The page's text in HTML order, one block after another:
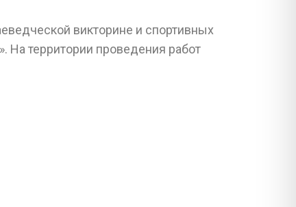
викторине и спортивных
На территории проведения работ